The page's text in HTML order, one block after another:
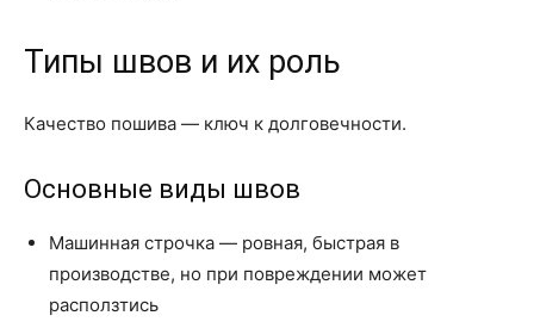
Типы швов и их роль
Качество пошива — ключ к долговечности.
Основные виды швов
Машинная строчка — ровная, быстрая в
производстве, но при повреждении может
расползтись